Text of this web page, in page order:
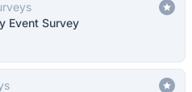
Event Survey